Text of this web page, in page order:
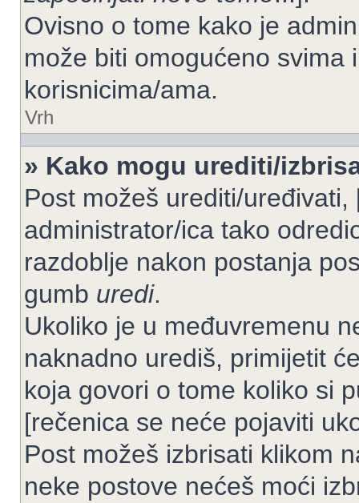
Ovisno o tome kako je
može biti omogućeno svima
korisnicima/ama.
Vrh
» Kako mogu urediti/
Post možeš urediti/
administrator/ica tako
razdoblje nakon postanja
gumb uredi.
Ukoliko je u međuvremenu
naknadno urediš, primijetit
koja govori o tome koliko si
[rečenica se neće pojaviti
Post možeš izbrisati klikom
neke postove nećeš moći